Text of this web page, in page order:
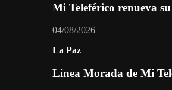
Mi Teleférico renueva
04/08/2026
La Paz
Línea Morada de Mi